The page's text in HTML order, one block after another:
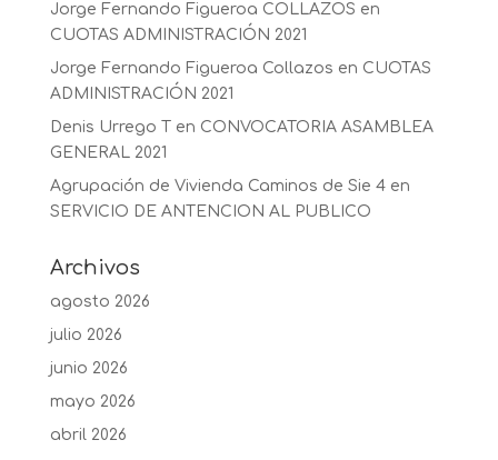
Jorge Fernando Figueroa COLLAZOS en
CUOTAS ADMINISTRACIÓN 2021
Jorge Fernando Figueroa Collazos en CUOTAS
ADMINISTRACIÓN 2021
Denis Urrego T
en CONVOCATORIA ASAMBLEA
GENERAL 2021
Agrupación de Vivienda Caminos de Sie 4en
SERVICIO DE ANTENCION AL PUBLICO
Archivos
agosto 2026
julio 2026
junio 2026
mayo 2026
abril 2026